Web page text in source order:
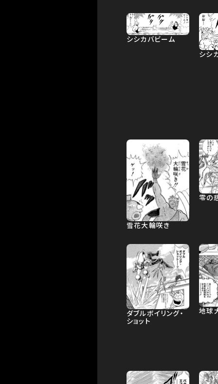
シシカバビーム
シシ
雪花大輪咲き
零の
ダブルボイリング・
ショット
地球